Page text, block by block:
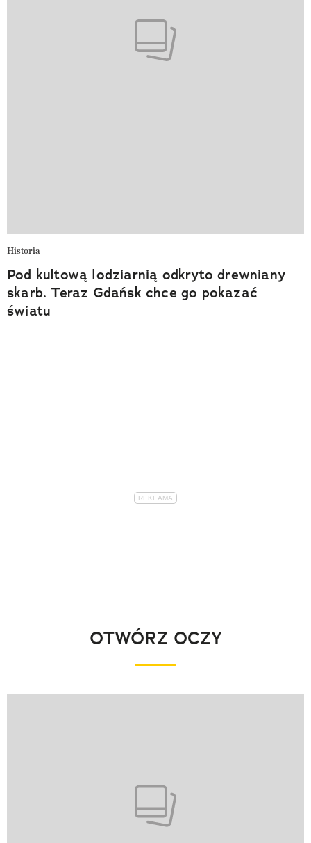
Historia
Pod kultową lodziarnią odkryto drewniany
skarb. Teraz Gdańsk chce go pokazać
światu
OTWÓRZ OCZY